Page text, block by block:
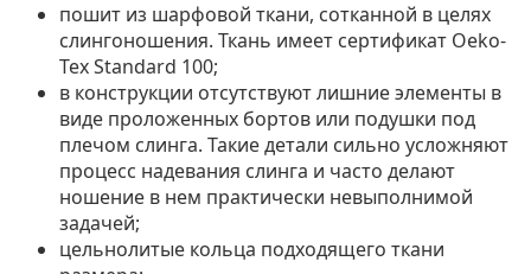
пошит из шарфовой ткани, сотканной в целях
слингоношения. Ткань имеет сертификат Oeko-
Tex Standard 100;
в конструкции отсутствуют лишние элементы в
виде проложенных бортов или подушки под
плечом слинга. Такие детали сильно усложняют
процесс надевания слинга и часто делают
ношение в нем практически невыполнимой
задачей;
цельнолитые кольца подходящего ткани